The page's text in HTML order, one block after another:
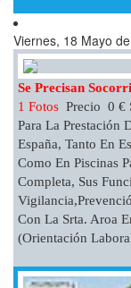
Viernes, 18 Mayo
Se Precisan
1 Fotos Precio 0 €
Para La Prestación
España, Tanto En
Como En Piscinas
Completa, Sus
Con La Srta. Aroa
(orientación